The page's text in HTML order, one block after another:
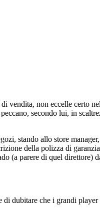
vendita, non eccelle certo
secondo lui, in
stando allo store
della polizza di
(a parere di quel direttore)
dubitare che i grandi